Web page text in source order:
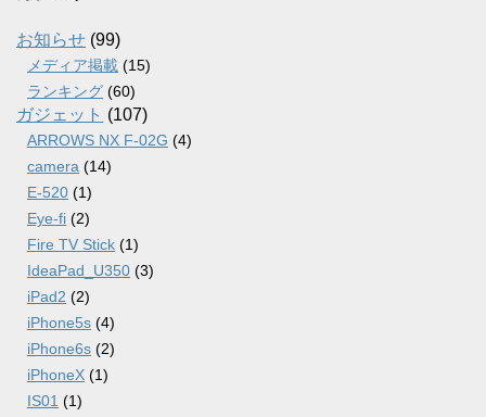
ブ
お知らせ (99)
メディア掲載 (15)
ランキング (60)
ガジェット (107)
ARROWS NX F-02G (4)
camera (14)
E-520 (1)
Eye-fi (2)
Fire TV Stick (1)
IdeaPad_U350 (3)
iPad2 (2)
iPhone5s (4)
iPhone6s (2)
iPhoneX (1)
IS01 (1)